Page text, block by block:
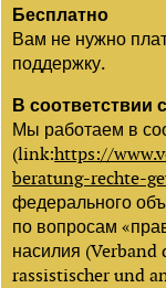
Бесплатно
Вам не нужно
поддержку.
В соответствии
Мы работаем в
(link:https://
beratung-rechte-
федерального
по вопросам
насилия (Verband
rassistischer und